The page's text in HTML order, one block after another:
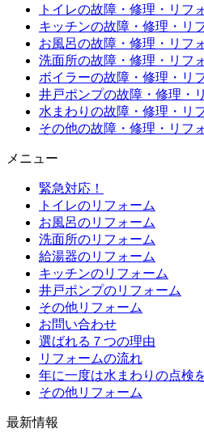
トイレの故障・修理・リフ
キッチンの故障・修理・リ
お風呂の故障・修理・リフ
洗面所の故障・修理・リフ
ボイラーの故障・修理・リ
井戸ポンプの故障・修理・
水まわりの故障・修理・リ
その他の故障・修理・リフ
メニュー
緊急対応！
トイレのリフォーム
お風呂のリフォーム
洗面所のリフォーム
給湯器のリフォーム
キッチンのリフォーム
井戸ポンプのリフォーム
その他リフォーム
お問い合わせ
選ばれる７つの理由
リフォームの流れ
年に一度は水まわりの点検
その他リフォーム
最新情報